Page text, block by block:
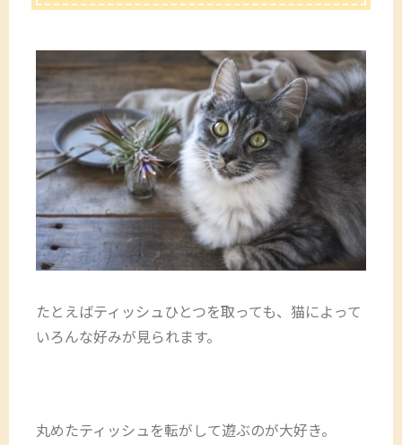
たとえばティッシュひとつを取っても、猫によって
いろんな好みが見られます。
丸めたティッシュを転がして遊ぶのが大好き。